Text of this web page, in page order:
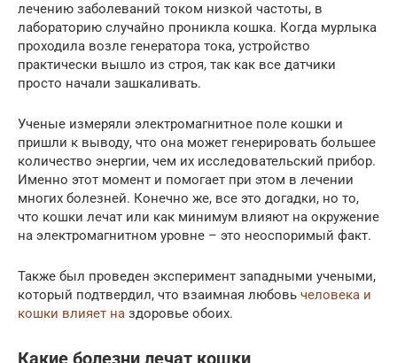
лечению заболеваний током низкой частоты, в
лабораторию случайно проникла кошка. Когда мурлыка
проходила возле генератора тока, устройство
практически вышло из строя, так как все датчики
просто начали зашкаливать.
Ученые измеряли электромагнитное поле кошки и
пришли к выводу, что она может генерировать большее
количество энергии, чем их исследовательский прибор.
Именно этот момент и помогает при этом в лечении
многих болезней. Конечно же, все это догадки, но то,
что кошки лечат или как минимум влияют на окружение
на электромагнитном уровне – это неоспоримый факт.
Также был проведен эксперимент западными учеными,
который подтвердил, что взаимная любовь человека и
кошки влияет на здоровье обоих.
Какие болезни лечат кошки